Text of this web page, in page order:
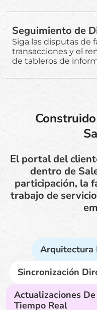
Seguimiento de
Siga las disputas de
transacciones y el
de tableros de
El portal del
dentro de
participación, la
trabajo de
Arquitectura
Sincronización
Actualizaciones De
Tiempo Real